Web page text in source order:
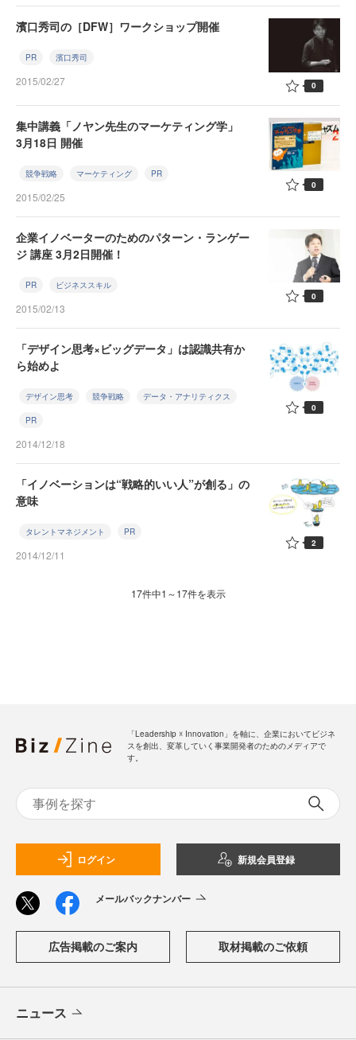
濱口秀司の［DFW］ワークショップ開催
PR 濱口秀司
2015/02/27 0
集中講義「ノヤン先生のマーケティング学」
3月18日 開催
競争戦略 マーケティング PR
2015/02/25
0
企業イノベーターのためのパターン・ランゲー
ジ 講座 3月2日開催！
PR ビジネススキル
2015/02/13
0
「デザイン思考×ビッグデータ」は認識共有か
ら始めよ
デザイン思考 競争戦略 データ・アナリティクス
PR
2014/12/18
0
「イノベーションは“戦略的いい人”が創る」の
意味
タレントマネジメント PR
2014/12/11
2
17件中1～17件を表示
「Leadership ☓ Innovation」を軸に、企業においてビジネ
スを創出、変革していく事業開発者のためのメディアで
す。
ログイン 新規会員登録
メールバックナンバー
広告掲載のご案内 取材掲載のご依頼
ニュース